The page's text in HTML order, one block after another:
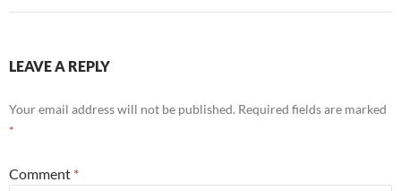
LEAVE A REPLY
Your email address will not be published. Required fields are marked
*
Comment *